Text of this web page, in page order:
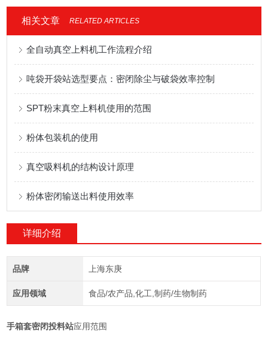
相关文章 RELATED ARTICLES
全自动真空上料机工作流程介绍
吨袋开袋站选型要点：密闭除尘与破袋效率控制
SPT粉末真空上料机使用的范围
粉体包装机的使用
真空吸料机的结构设计原理
粉体密闭输送出料使用效率
详细介绍
品牌 上海东庚
应用领域 食品/农产品,化工,制药/生物制药
手箱套密闭投料站应用范围